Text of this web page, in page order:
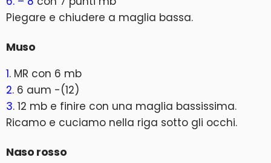
Piegare e chiudere a maglia bassa.
Muso
1. MR con 6 mb
2. 6 aum -(12)
3. 12 mb e finire con una maglia bassissima.
Ricamo e cuciamo nella riga sotto gli occhi.
Naso rosso